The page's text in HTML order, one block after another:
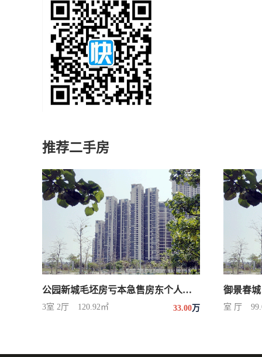
推荐二手房
公园新城毛坯房亏本急售房东个人发布省中介费
3室 2厅 120.92㎡ 33.00万
御景春城
室 厅